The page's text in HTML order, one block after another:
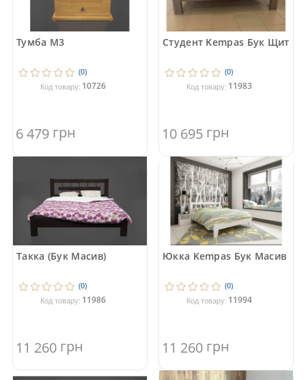
Тумба М3
(0)
Код товару: 10726
6 479 грн
Студент Kempas Бук Щит
(0)
Код товару: 11983
10 695 грн
Такка (Бук Масив)
(0)
Код товару: 11986
11 260 грн
Юкка Kempas Бук Масив
(0)
Код товару: 11994
11 260 грн